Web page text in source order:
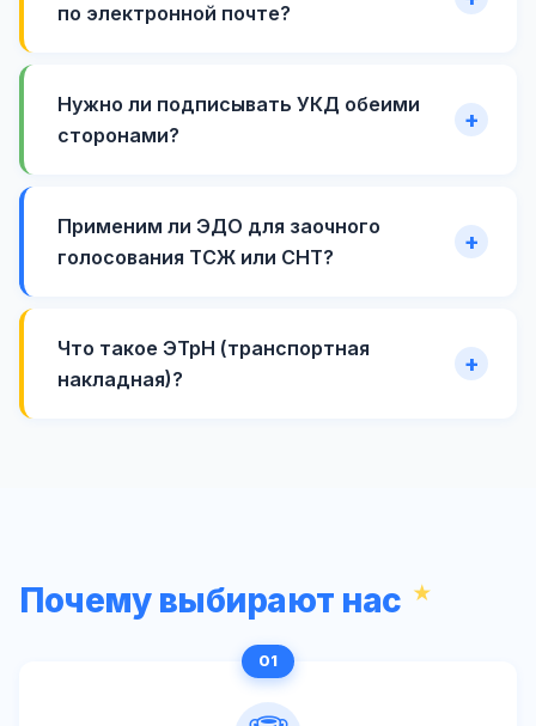
по электронной почте?
Нужно ли подписывать УКД обеими
сторонами?
Применим ли ЭДО для заочного
голосования ТСЖ или СНТ?
Что такое ЭТрН (транспортная
накладная)?
Почему выбирают нас